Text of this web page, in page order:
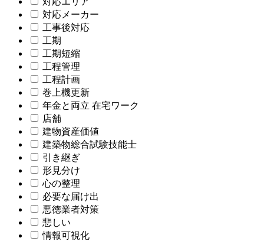
対応メーカー
工事後対応
工期
工期短縮
工程管理
工程計画
巻上機更新
年金と両立 在宅ワーク
店舗
建物資産価値
建築物総合試験技能士
引き継ぎ
形見分け
心の整理
必要な届け出
悪徳業者対策
悲しい
情報可視化